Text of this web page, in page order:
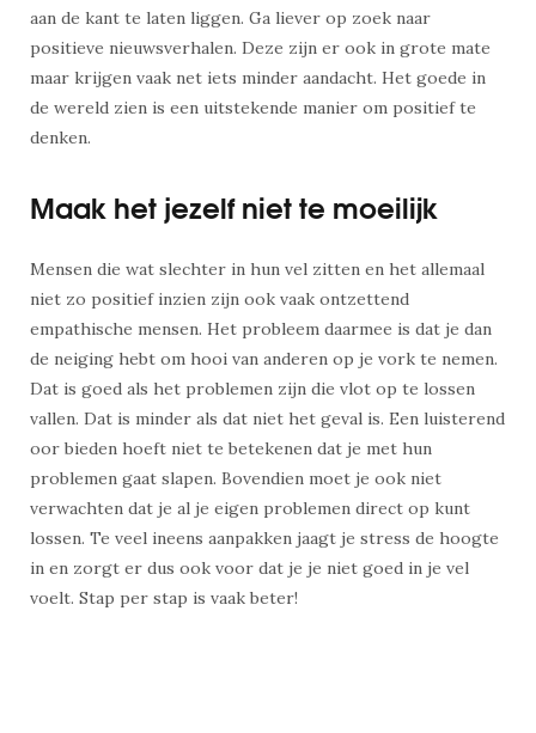
aan de kant te laten liggen. Ga liever op zoek naar
positieve nieuwsverhalen. Deze zijn er ook in grote mate
maar krijgen vaak net iets minder aandacht. Het goede in
de wereld zien is een uitstekende manier om positief te
denken.
Maak het jezelf niet te moeilijk
Mensen die wat slechter in hun vel zitten en het allemaal
niet zo positief inzien zijn ook vaak ontzettend
empathische mensen. Het probleem daarmee is dat je dan
de neiging hebt om hooi van anderen op je vork te nemen.
Dat is goed als het problemen zijn die vlot op te lossen
vallen. Dat is minder als dat niet het geval is. Een luisterend
oor bieden hoeft niet te betekenen dat je met hun
problemen gaat slapen. Bovendien moet je ook niet
verwachten dat je al je eigen problemen direct op kunt
lossen. Te veel ineens aanpakken jaagt je stress de hoogte
in en zorgt er dus ook voor dat je je niet goed in je vel
voelt. Stap per stap is vaak beter!